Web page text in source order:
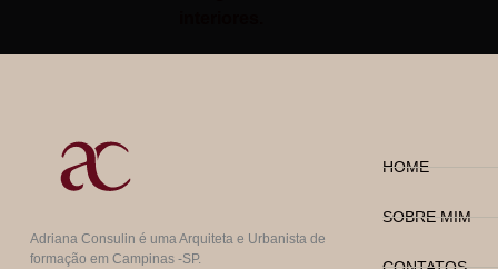
Adriana Consulin é uma Arquiteta e Urbanista de
formação em Campinas -SP.
HOME
SOBRE MIM